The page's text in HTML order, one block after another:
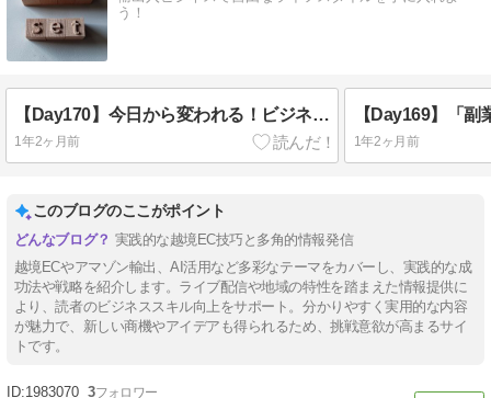
う！
【Day170】今日から変われる！ビジネスを加速させる9つのマインドセット
1年2ヶ月前 1年2ヶ月前
このブログのここがポイント
実践的な越境EC技巧と多角的情報発信
越境ECやアマゾン輸出、AI活用など多彩なテーマをカバーし、実践的な成
功法や戦略を紹介します。ライブ配信や地域の特性を踏まえた情報提供に
より、読者のビジネススキル向上をサポート。分かりやすく実用的な内容
が魅力で、新しい商機やアイデアも得られるため、挑戦意欲が高まるサイ
トです。
1983070 3